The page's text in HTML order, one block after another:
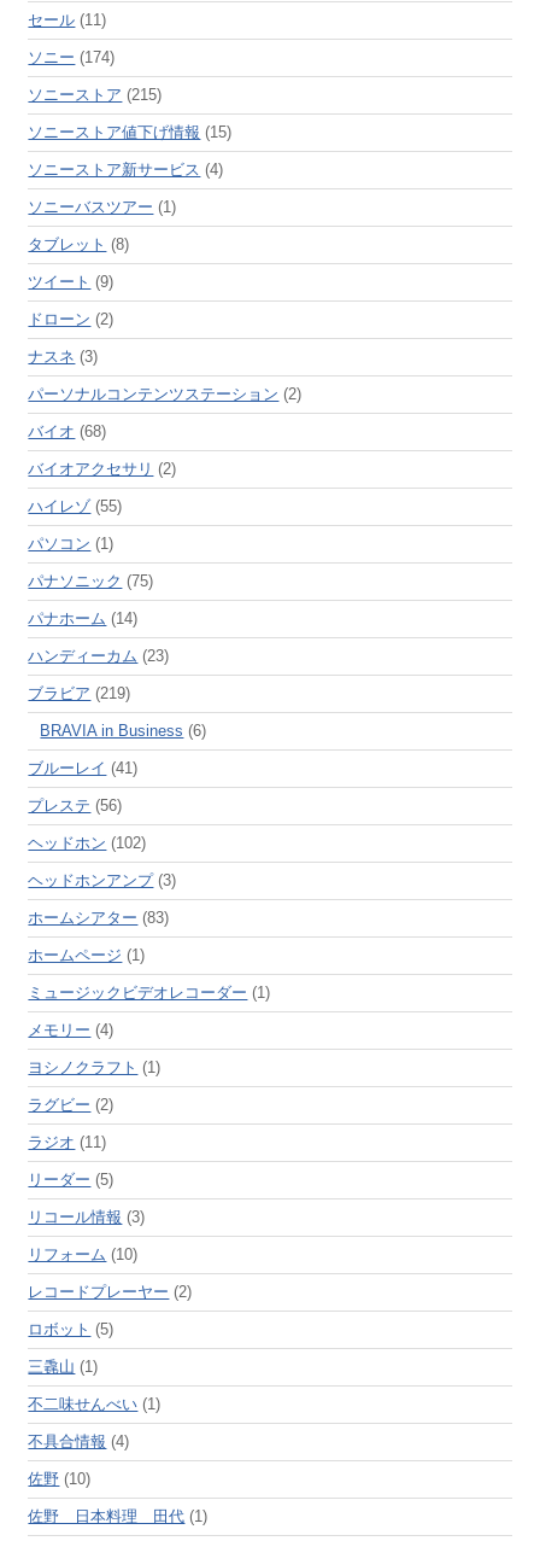
セール (11)
ソニー (174)
ソニーストア (215)
ソニーストア値下げ情報 (15)
ソニーストア新サービス (4)
ソニーバスツアー (1)
タブレット (8)
ツイート (9)
ドローン (2)
ナスネ (3)
パーソナルコンテンツステーション (2)
バイオ (68)
バイオアクセサリ (2)
ハイレゾ(55)
パソコン (1)
パナソニック (75)
パナホーム (14)
ハンディーカム (23)
ブラビア (219)
BRAVIA in Business (6)
ブルーレイ (41)
プレステ (56)
ヘッドホン (102)
ヘッドホンアンプ(3)
ホームシアター (83)
ホームページ (1)
ミュージックビデオレコーダー (1)
メモリー (4)
ヨシノクラフト (1)
ラグビー (2)
ラジオ (11)
リーダー (5)
リコール情報 (3)
リフォーム (10)
レコードプレーヤー (2)
ロボット (5)
三毳山 (1)
不二味せんべい (1)
不具合情報 (4)
佐野 (10)
佐野 日本料理 田代 (1)